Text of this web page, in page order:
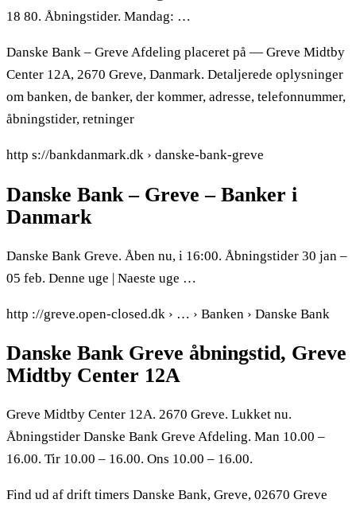
18 80. Åbningstider. Mandag: …
Danske Bank – Greve Afdeling placeret på — Greve Midtby
Center 12A, 2670 Greve, Danmark. Detaljerede oplysninger
om banken, de banker, der kommer, adresse, telefonnummer,
åbningstider, retninger
http s://bankdanmark.dk › danske-bank-greve
Danske Bank – Greve – Banker i
Danmark
Danske Bank Greve. Åben nu, i 16:00. Åbningstider 30 jan –
05 feb. Denne uge | Naeste uge …
http ://greve.open-closed.dk › … › Banken › Danske Bank
Danske Bank Greve åbningstid, Greve
Midtby Center 12A
Greve Midtby Center 12A. 2670 Greve. Lukket nu.
Åbningstider Danske Bank Greve Afdeling. Man 10.00 –
16.00. Tir 10.00 – 16.00. Ons 10.00 – 16.00.
Find ud af drift timers Danske Bank, Greve, 02670 Greve